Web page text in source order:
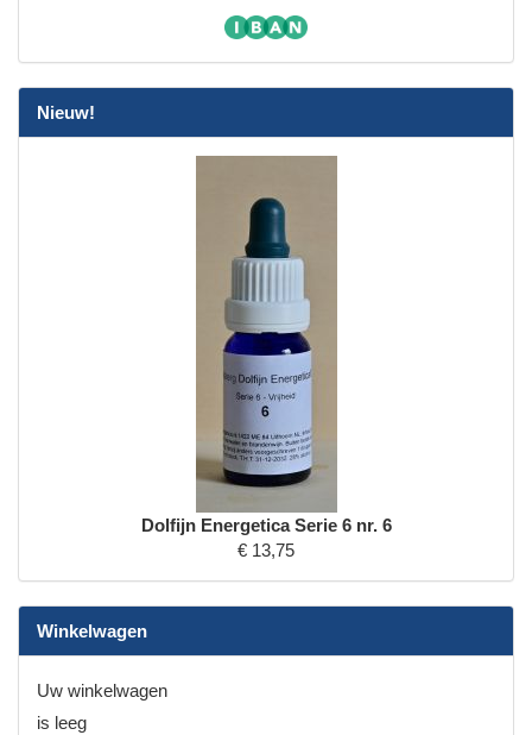
Nieuw!
Dolfijn Energetica Serie 6 nr. 6
€ 13,75
Winkelwagen
Uw winkelwagen
is leeg